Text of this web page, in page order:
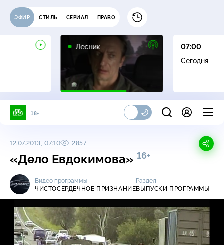
ЭФИР СТИЛЬ СЕРИАЛ ПРАВО
Лесник
07:00
Сегодня
18+
12.07.2013, 07:10 2857
«Дело Евдокимова» 16+
Видео программы
ЧИСТОСЕРДЕЧНОЕ ПРИЗНАНИЕ
Раздел
ВЫПУСКИ ПРОГРАММЫ